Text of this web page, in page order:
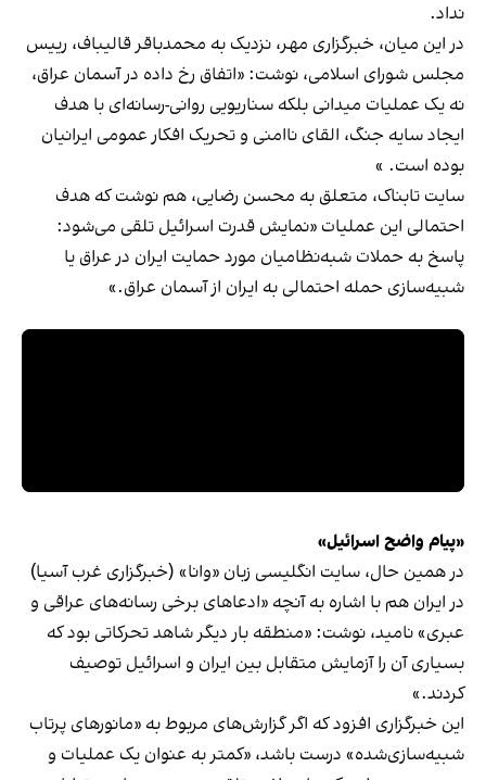
نداد.
در این میان، خبرگزاری مهر، نزدیک به محمدباقر قالیباف، رییس
مجلس شورای اسلامی، نوشت: «اتفاق رخ داده در آسمان عراق،
نه یک عملیات میدانی بلکه سناریویی روانی-رسانه‌ای با هدف
ایجاد سایه جنگ، القای ناامنی و تحریک افکار عمومی ایرانیان
بوده است. »
سایت تابناک، متعلق به محسن رضایی، هم نوشت که هدف
احتمالی این عملیات «نمایش قدرت اسرائیل تلقی می‌شود:
پاسخ به حملات شبه‌نظامیان مورد حمایت ایران در عراق یا
شبیه‌سازی حمله احتمالی به ایران از آسمان عراق.»
«پیام واضح اسرائیل»
در همین حال، سایت انگلیسی زبان «وانا» (خبرگزاری غرب آسیا)
در ایران هم با اشاره به آنچه «ادعاهای برخی رسا‌نه‌های عراقی و
عبری» نامید، نوشت: «منطقه بار دیگر شاهد تحرکاتی بود که
بسیاری آن را آزمایش متقابل بین ایران و اسرائیل توصیف
کردند.»
این خبرگزاری افزود که اگر گزارش‌های مربوط به «مانورهای پرتاب
شبیه‌سازی‌شده» درست باشد، «کمتر به عنوان یک عملیات و